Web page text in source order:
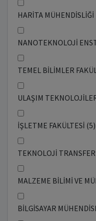
HARİTA
NANOTEKNOLOJİ
TEMEL BİLİMLER
ULAŞIM
İŞLETME FAKÜLTESİ (5)
TEKNOLOJİ
MALZEME BİLİMİ VE
BİLGİSAYAR